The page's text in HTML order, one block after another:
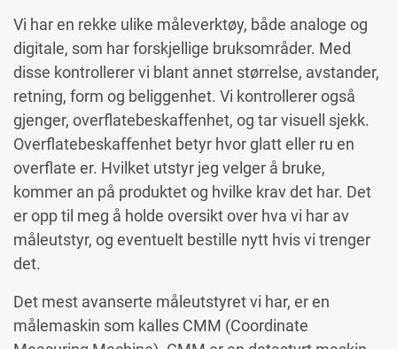
Vi har en rekke ulike måleverktøy, både analoge og
digitale, som har forskjellige bruksområder. Med
disse kontrollerer vi blant annet størrelse, avstander,
retning, form og beliggenhet. Vi kontrollerer også
gjenger, overflatebeskaffenhet, og tar visuell sjekk.
Overflatebeskaffenhet betyr hvor glatt eller ru en
overflate er. Hvilket utstyr jeg velger å bruke,
kommer an på produktet og hvilke krav det har. Det
er opp til meg å holde oversikt over hva vi har av
måleutstyr, og eventuelt bestille nytt hvis vi trenger
det.
Det mest avanserte måleutstyret vi har, er en
målemaskin som kalles CMM (Coordinate